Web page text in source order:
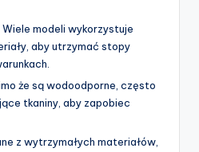
Wiele modeli wykorzystuje
aby utrzymać stopy
że są wodoodporne, często
tkaniny, aby zapobiec
z wytrzymałych materiałów,